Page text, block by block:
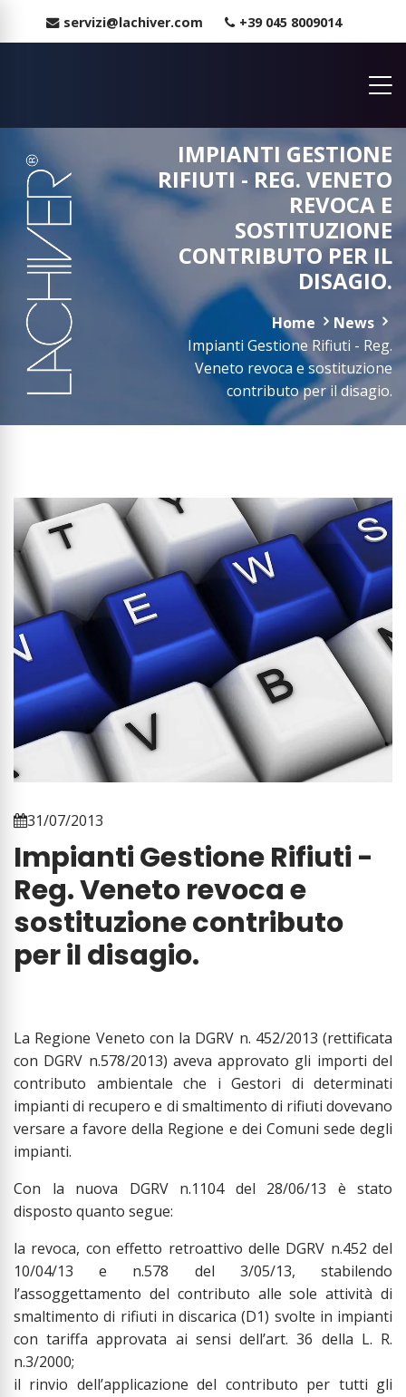
servizi@lachiver.com +39 045 8009014
IMPIANTI GESTIONE
RIFIUTI - REG. VENETO
REVOCA E
SOSTITUZIONE
CONTRIBUTO PER IL
DISAGIO.
Home
News
Impianti Gestione Rifiuti - Reg.
Veneto revoca e sostituzione
contributo per il disagio.
31/07/2013
Impianti Gestione Rifiuti -
Reg. Veneto revoca e
sostituzione contributo
per il disagio.
La Regione Veneto con la DGRV n. 452/2013 (rettificata
con DGRV n.578/2013) aveva approvato gli importi del
contributo ambientale che i Gestori di determinati
impianti di recupero e di smaltimento di rifiuti dovevano
versare a favore della Regione e dei Comuni sede degli
impianti.
Con la nuova DGRV n.1104 del 28/06/13 è stato
disposto quanto segue:
la revoca, con effetto retroattivo delle DGRV n.452 del
10/04/13 e n.578 del 3/05/13, stabilendo
l’assoggettamento del contributo alle sole attività di
smaltimento di rifiuti in discarica (D1) svolte in impianti
con tariffa approvata ai sensi dell’art. 36 della L. R.
n.3/2000;
il rinvio dell’applicazione del contributo per tutti gli